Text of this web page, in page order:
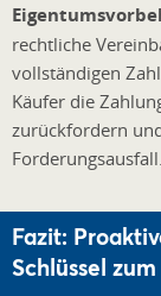
rechtliche
vollständigen
Käufer die
zurückfordern
Forderungsausfall.
Fazit:
Schlüssel